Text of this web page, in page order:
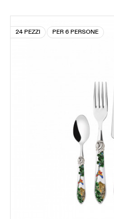
24 PEZZI PER 6 PERSONE